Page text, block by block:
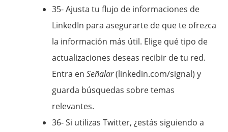
35- Ajusta tu flujo de informaciones de
LinkedIn para asegurarte de que te ofrezca
la información más útil. Elige qué tipo de
actualizaciones deseas recibir de tu red.
Entra enSeñalar(linkedin.com/signal) y
guarda búsquedas sobre temas
relevantes.
36- Si utilizas Twitter, ¿estás siguiendo a